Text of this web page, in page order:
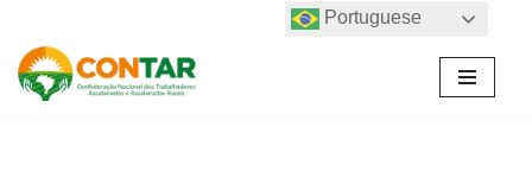
Pular
para
Portuguese